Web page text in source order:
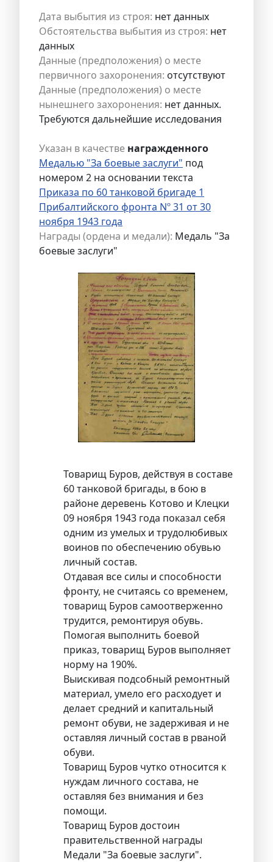
Дата выбытия из строя: нет данных
Обстоятельства выбытия из строя: нет
данных
Данные (предположения) о месте
первичного захоронения: отсутствуют
Данные (предположения) о месте
нынешнего захоронения: нет данных.
Требуются дальнейшие исследования
Указан в качестве награжденного
Медалью "За боевые заслуги" под
номером 2 на основании текста
Приказа по 60 танковой бригаде 1
Прибалтийского фронта Nº 31 от 30
ноября 1943 года
Награды (ордена и медали): Медаль "За
боевые заслуги"
Товарищ Буров, действуя в составе
60 танковой бригады, в бою в
районе деревень Котово и Клецки
09 ноября 1943 года показал себя
одним из умелых и трудолюбивых
воинов по обеспечению обувью
личный состав.
Отдавая все силы и способности
фронту, не считаясь со временем,
товарищ Буров самоотверженно
трудится, ремонтируя обувь.
Помогая выполнить боевой
приказ, товарищ Буров выполняет
норму на 190%.
Выискивая подсобный ремонтный
материал, умело его расходует и
делает средний и капитальный
ремонт обуви, не задерживая и не
оставляя личный состав в рваной
обуви.
Товарищ Буров чутко относится к
нуждам личного состава, не
оставляя без внимания и без
помощи.
Товарищ Буров достоин
правительственной награды
Медали "За боевые заслуги".